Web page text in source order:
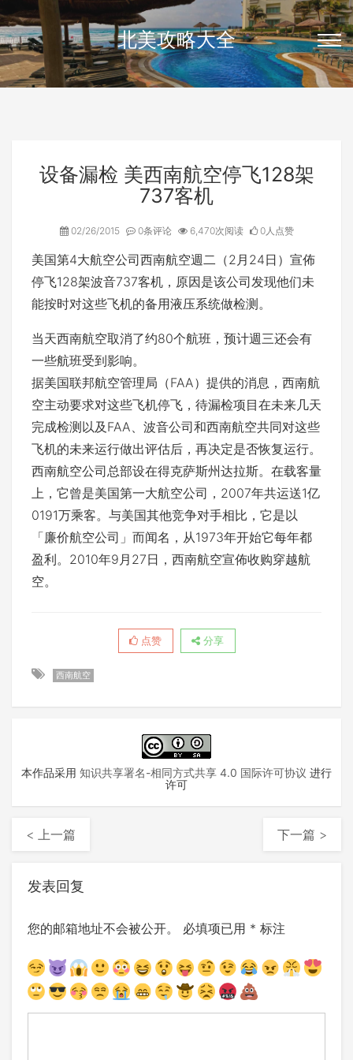
北美攻略大全
设备漏检 美西南航空停飞128架
737客机
02/26/2015 0条评论 6,470次阅读 0人点赞
美国第4大航空公司西南航空週二（2月24日）宣佈
停飞128架波音737客机，原因是该公司发现他们未
能按时对这些飞机的备用液压系统做检测。
当天西南航空取消了约80个航班，预计週三还会有
一些航班受到影响。
据美国联邦航空管理局（FAA）提供的消息，西南航
空主动要求对这些飞机停飞，待漏检项目在未来几天
完成检测以及FAA、波音公司和西南航空共同对这些
飞机的未来运行做出评估后，再决定是否恢复运行。
西南航空公司总部设在得克萨斯州达拉斯。在载客量
上，它曾是美国第一大航空公司，2007年共运送1亿
0191万乘客。与美国其他竞争对手相比，它是以
「廉价航空公司」而闻名，从1973年开始它每年都
盈利。2010年9月27日，西南航空宣佈收购穿越航
空。
点赞 分享
西南航空
本作品采用 知识共享署名-相同方式共享 4.0 国际许可协议 进行
许可
< 上一篇 下一篇 >
发表回复
您的邮箱地址不会被公开。 必填项已用 * 标注